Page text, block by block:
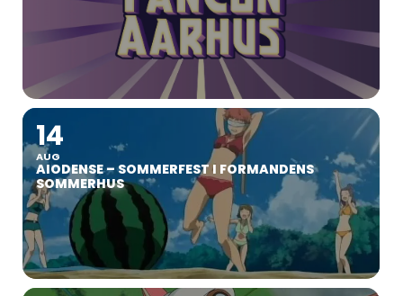
14
AUG
AIODENSE – SOMMERFEST I FORMANDENS
SOMMERHUS